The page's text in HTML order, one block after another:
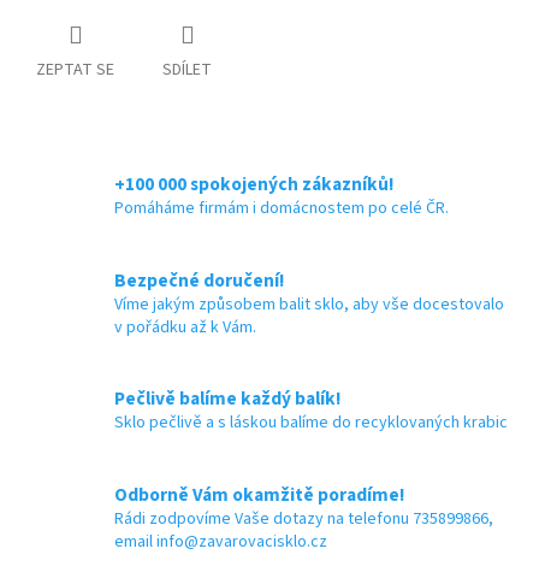
ZEPTAT SE SDÍLET
+100 000 spokojených zákazníků!
Pomáháme firmám i domácnostem po celé ČR.
Bezpečné doručení!
Víme jakým způsobem balit sklo, aby vše docestovalo
v pořádku až k Vám.
Pečlivě balíme každý balík!
Sklo pečlivě a s láskou balíme do recyklovaných krabic
Odborně Vám okamžitě poradíme!
Rádi zodpovíme Vaše dotazy na telefonu 735899866,
email info@zavarovacisklo.cz